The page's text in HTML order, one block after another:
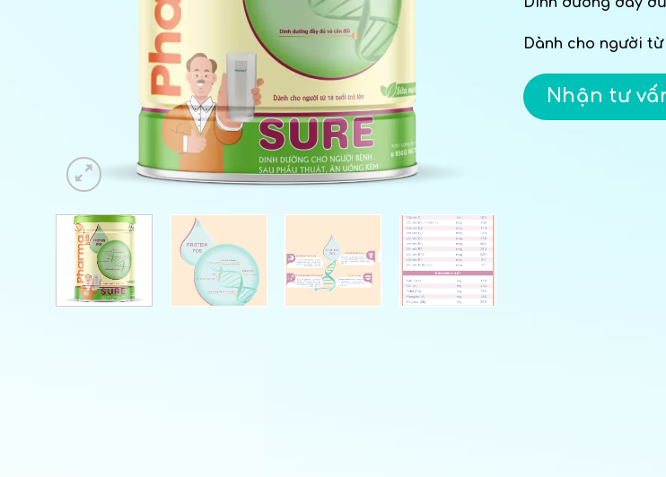
Dành cho người
Nhận tư